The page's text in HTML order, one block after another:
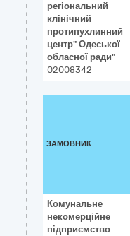
регіональний
клінічний
протипухлинний
центр" Одеської
обласної ради"
02008342
ЗАМОВНИК
Комунальне
некомерційне
підприємство